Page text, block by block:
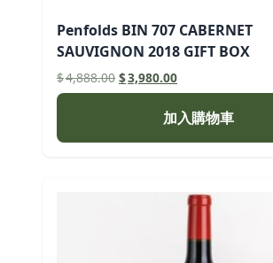
Penfolds BIN 707 CABERNET
SAUVIGNON 2018 GIFT BOX
$4,888.00 原
始
$4,888.00。
$3,980.00目
前
價
格：
$3,980.00。
加入購物車